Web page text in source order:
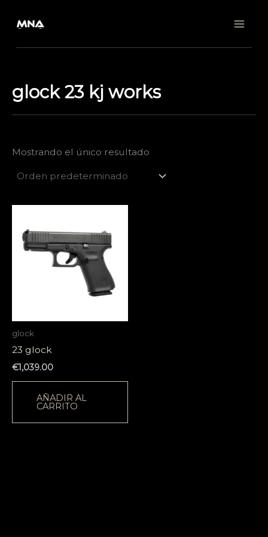
glock 23 kj works
Mostrando el único resultado
glock
23 glock
€1,039.00
AÑADIR AL
CARRITO